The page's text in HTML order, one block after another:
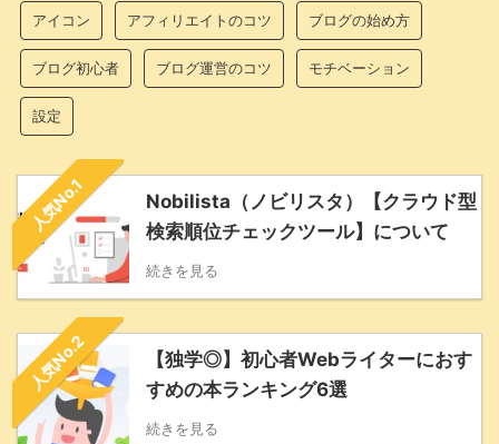
アイコン アフィリエイトのコツ ブログの始め方
ブログ初心者 ブログ運営のコツ モチベーション
設定
人気No.1
Nobilista（ノビリスタ）【クラウド型
検索順位チェックツール】について
続きを見る
人気No.2
【独学◎】初心者Webライターにおす
すめの本ランキング6選
続きを見る